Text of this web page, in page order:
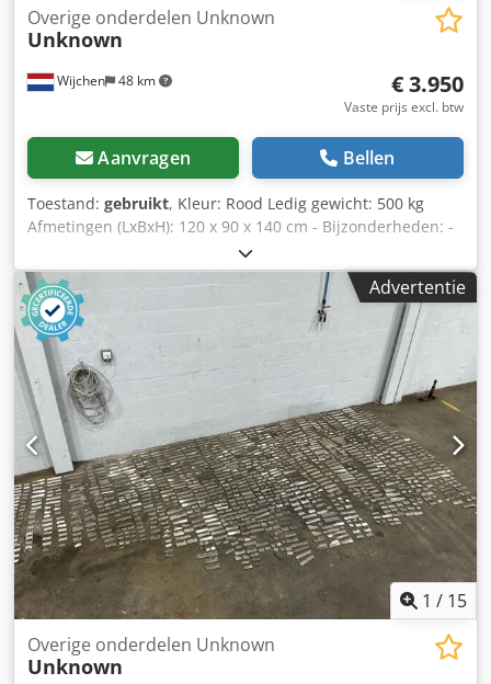
Wijchen 48 km
Overige onderdelen Unknown
Unknown
€ 3.950
Vaste prijs excl. btw
Aanvragen Bellen
Toestand: gebruikt, Kleur: Rood Ledig gewicht: 500 kg
Afmetingen (LxBxH): 120 x 90 x 140 cm - Bijzonderheden: -
└ Omschrijving: diverse schaafmessen - Documentatie
aanwezig: Nee - CE certificaat aanwezig: Nee -
Transportafmetingen: 1200mm x 900mm x 1400mm (l x b x
h) - Transportgewicht [kg]: 500kg - Transportcolli [st.]: 1
Financiële informatie BTW: De getoonde prijs is exclusief
BTW BTW/marge: BTW verrekenbaar voor ondernemers
Levering en inruil altijd mogelijk van alles in de industriële
sectoren Yorick Diebels Dcedpfxjzrnwfj Ablsk
Advertentie
1 / 15
Overige onderdelen Unknown
Unknown